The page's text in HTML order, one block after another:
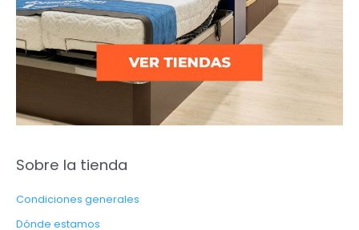
Sobre la tienda
Condiciones generales
Dónde estamos